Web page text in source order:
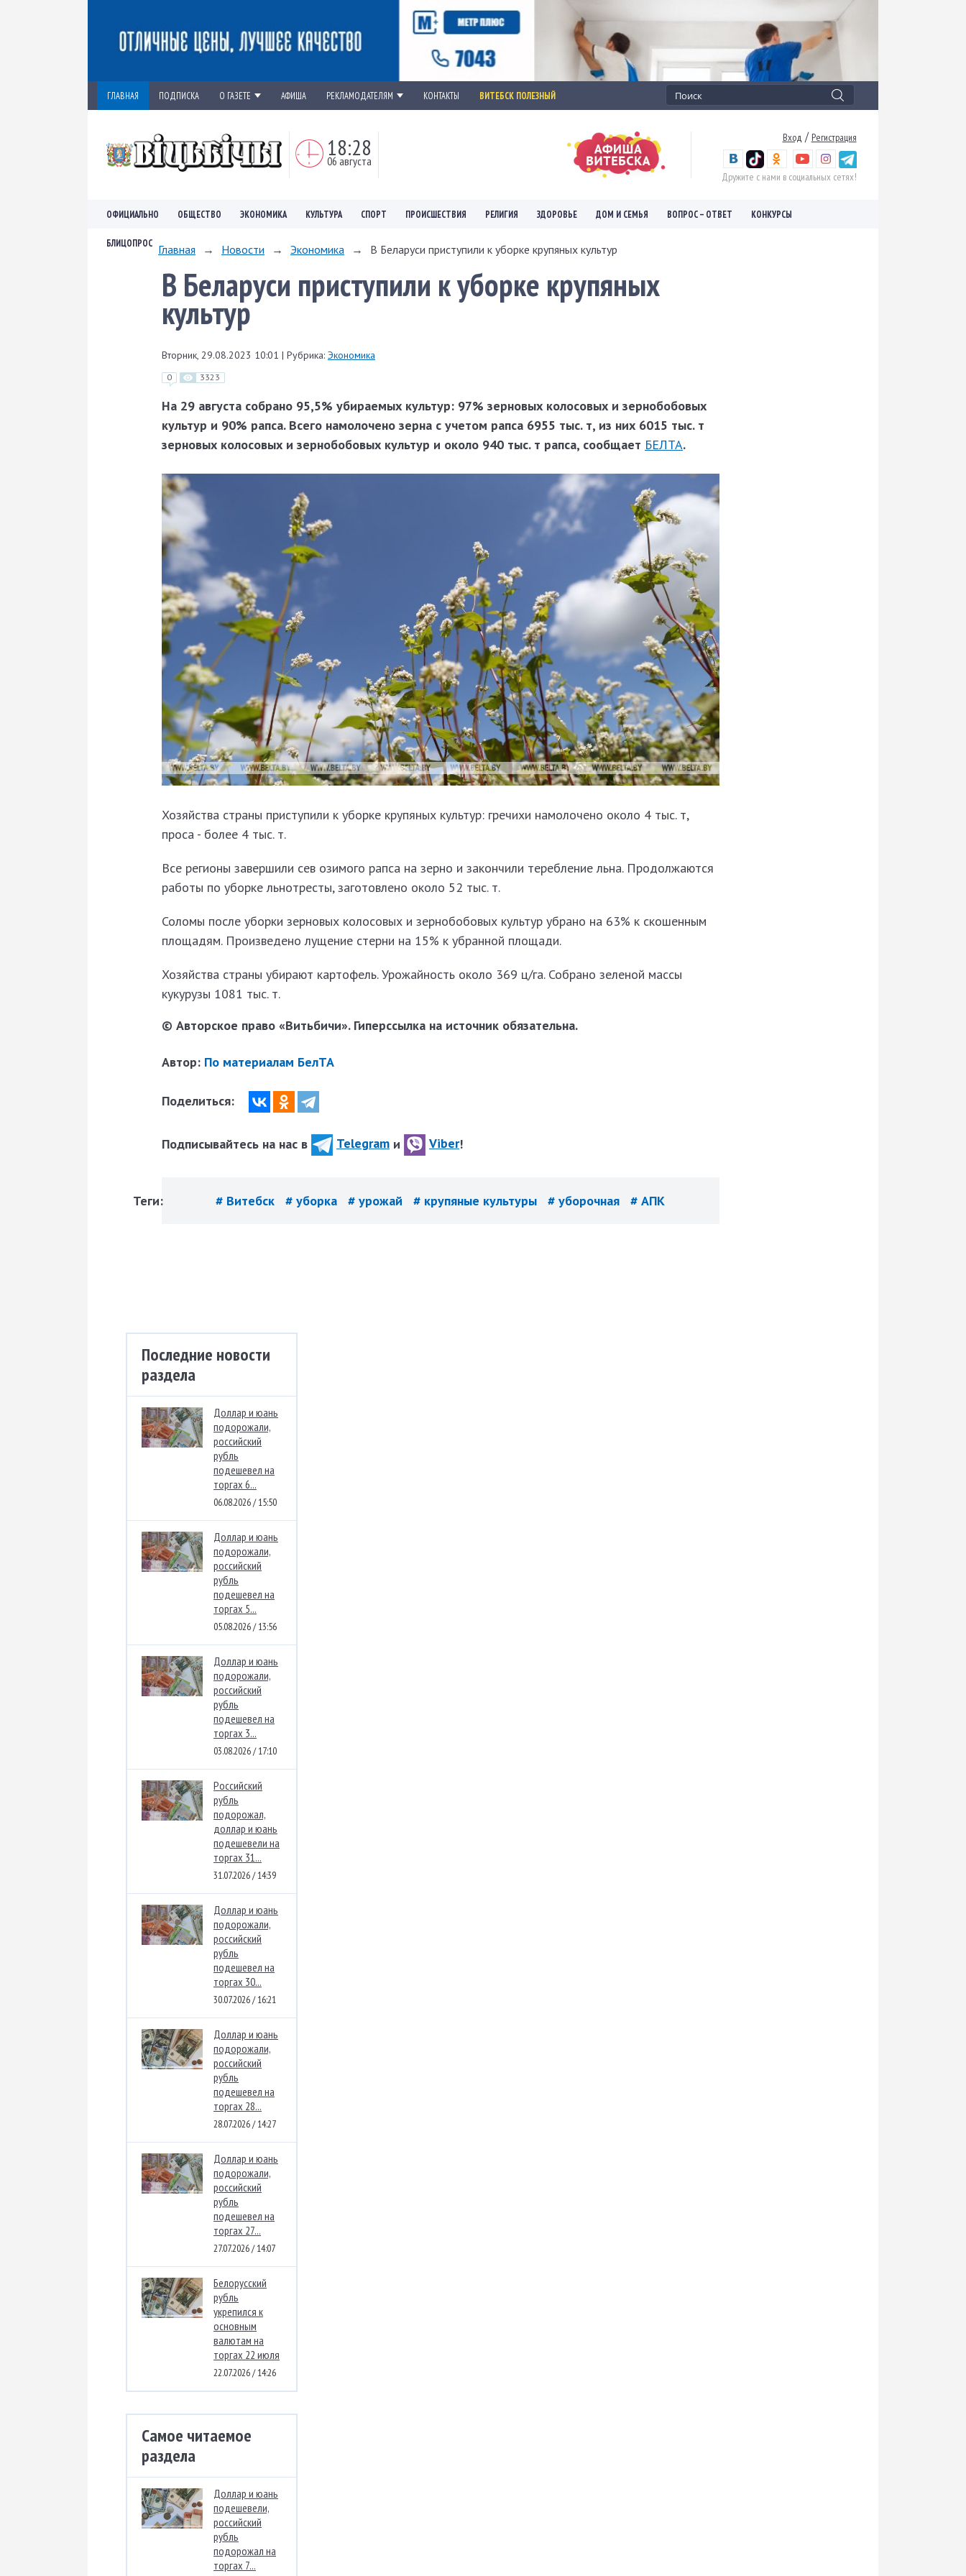
ГЛАВНАЯ ПОДПИСКА О ГАЗЕТЕ АФИША РЕКЛАМОДАТЕЛЯМ КОНТАКТЫ ВИТЕБСК ПОЛЕЗНЫЙ
18:28
06 августа
Вход / Регистрация
Дружите с нами в социальных сетях!
ОФИЦИАЛЬНО ОБЩЕСТВО ЭКОНОМИКА КУЛЬТУРА СПОРТ ПРОИСШЕСТВИЯ РЕЛИГИЯ ЗДОРОВЬЕ ДОМ И СЕМЬЯ ВОПРОС – ОТВЕТ КОНКУРСЫ
БЛИЦОПРОС Главная → Новости → Экономика → В Беларуси приступили к уборке крупяных культур
В Беларуси приступили к уборке крупяных
культур
Вторник, 29.08.2023 10:01 | Рубрика: Экономика
0 3323
На 29 августа собрано 95,5% убираемых культур: 97% зерновых колосовых и зернобобовых
культур и 90% рапса. Всего намолочено зерна с учетом рапса 6955 тыс. т, из них 6015 тыс. т
зерновых колосовых и зернобобовых культур и около 940 тыс. т рапса, сообщает БЕЛТА.
Хозяйства страны приступили к уборке крупяных культур: гречихи намолочено около 4 тыс. т,
проса - более 4 тыс. т.
Все регионы завершили сев озимого рапса на зерно и закончили теребление льна. Продолжаются
работы по уборке льнотресты, заготовлено около 52 тыс. т.
Соломы после уборки зерновых колосовых и зернобобовых культур убрано на 63% к скошенным
площадям. Произведено лущение стерни на 15% к убранной площади.
Хозяйства страны убирают картофель. Урожайность около 369 ц/га. Собрано зеленой массы
кукурузы 1081 тыс. т.
© Авторское право «Витьбичи». Гиперссылка на источник обязательна.
Автор: По материалам БелТА
Поделиться:
Подписывайтесь на нас в Telegram и Viber!
Теги: # Витебск # уборка # урожай # крупяные культуры # уборочная # АПК
Последние новости
раздела
Доллар и юань
подорожали,
российский
рубль
подешевел на
торгах 6...
06.08.2026 / 15:50
Доллар и юань
подорожали,
российский
рубль
подешевел на
торгах 5...
05.08.2026 / 13:56
Доллар и юань
подорожали,
российский
рубль
подешевел на
торгах 3...
03.08.2026 / 17:10
Российский
рубль
подорожал,
доллар и юань
подешевели на
торгах 31...
31.07.2026 / 14:39
Доллар и юань
подорожали,
российский
рубль
подешевел на
торгах 30...
30.07.2026 / 16:21
Доллар и юань
подорожали,
российский
рубль
подешевел на
торгах 28...
28.07.2026 / 14:27
Доллар и юань
подорожали,
российский
рубль
подешевел на
торгах 27...
27.07.2026 / 14:07
Белорусский
рубль
укрепился к
основным
валютам на
торгах 22 июля
22.07.2026 / 14:26
Самое читаемое
раздела
Доллар и юань
подешевели,
российский
рубль
подорожал на
торгах 7...